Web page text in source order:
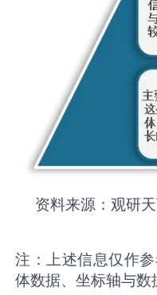
资料来源：观研
注：上述信息仅作
体数据、坐标轴与数